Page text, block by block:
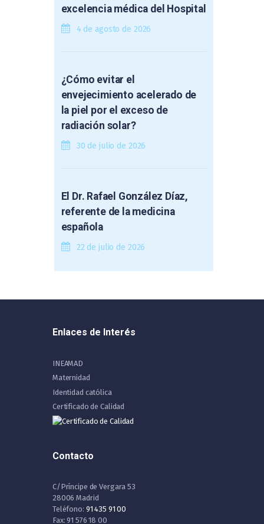
excelencia médica del Hospital
4 de agosto de 2026
¿Cómo evitar el
envejecimiento acelerado de
la piel por el exceso de
radiación solar?
30 de julio de 2026
El Dr. Rafael González Díaz,
referente de la medicina
española
22 de julio de 2026
Enlaces de Interés
INEAMAD
Maternidad
Identidad católica
Certificado de Calidad
Contacto
C/Príncipe de Vergara 53
28006 Madrid
Teléfono: 91 435 91 00
Fax: 91 576 18 00